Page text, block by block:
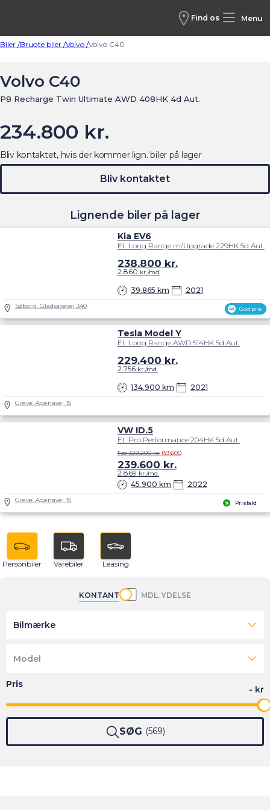
Find os Menu
Biler /Brugte biler /Volvo /Volvo C40
Volvo C40
P8 Recharge Twin Ultimate AWD 408HK 4d Aut.
234.800 kr.
Lignende biler på lager
God pris
Kia EV6
EL Long Range m/Upgrade 229HK 5d Aut.
39.865 km 2021
238.800 kr.
2.860 kr./md.
Søborg, Gladsaxevej 340
Tesla Model Y
EL Long Range AWD 514HK 5d Aut.
134.900 km 2021
229.400 kr.
2.756kr./md.
Greve, Agenavej 15
Prisfald
VW ID.5
EL Pro Performance 204HK 5d Aut.
45.900 km 2022
Før 329.200 kr. 89.600
239.600 kr.
2.869 kr./md.
Greve, Agenavej 15
Bliv kontaktet, hvis der kommer lign. biler på lager
Bliv kontaktet
Personbiler Varebiler Leasing
KONTANT MDL. YDELSE
Bilmærke
Model
SØG 569